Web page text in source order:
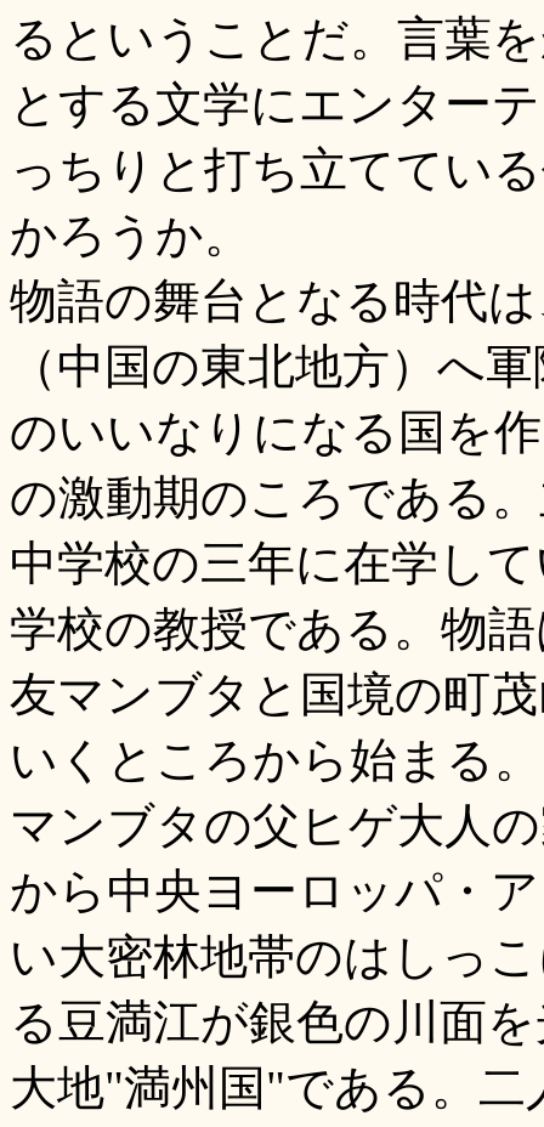
るということだ。言葉
とする文学にエンター
っちりと打ち立ててい
かろうか。
物語の舞台となる時代
（中国の東北地方）へ
のいいなりになる国を
の激動期のころである
中学校の三年に在学し
学校の教授である。物
友マンブタと国境の町
いくところから始まる。
マンブタの父ヒゲ大人
から中央ヨーロッパ・
い大密林地帯のはしっ
る豆満江が銀色の川面
大地"満州国"である。